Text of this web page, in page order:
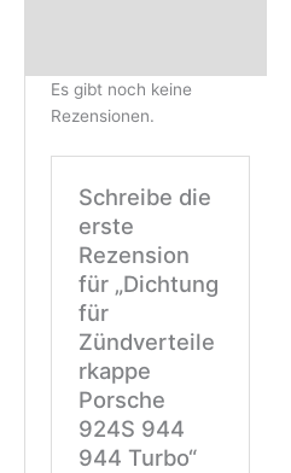
Es gibt noch keine
Rezensionen.
Schreibe die
erste
Rezension
für „Dichtung
für
Zündverteile
rkappe
Porsche
924S 944
944 Turbo“